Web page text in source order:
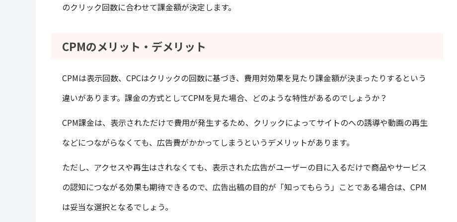
のクリック回数に合わせて課金額が決定します。
CPMのメリット・デメリット
CPMは表示回数、CPCはクリックの回数に基づき、費用対効果を見たり課金額が決まったりするという
違いがあります。課金の方式としてCPMを見た場合、どのような特性があるのでしょうか？
CPM課金は、表示されただけで費用が発生するため、クリックによってサイトのへの誘導や動画の再生
などにつながらなくても、広告費がかかってしまうというデメリットがあります。
ただし、アクセスや再生はされなくても、表示された広告がユーザーの目に入るだけで商品やサービス
の認知につながる効果も期待できるので、広告出稿の目的が「知ってもらう」ことである場合は、CPM
は妥当な選択となるでしょう。